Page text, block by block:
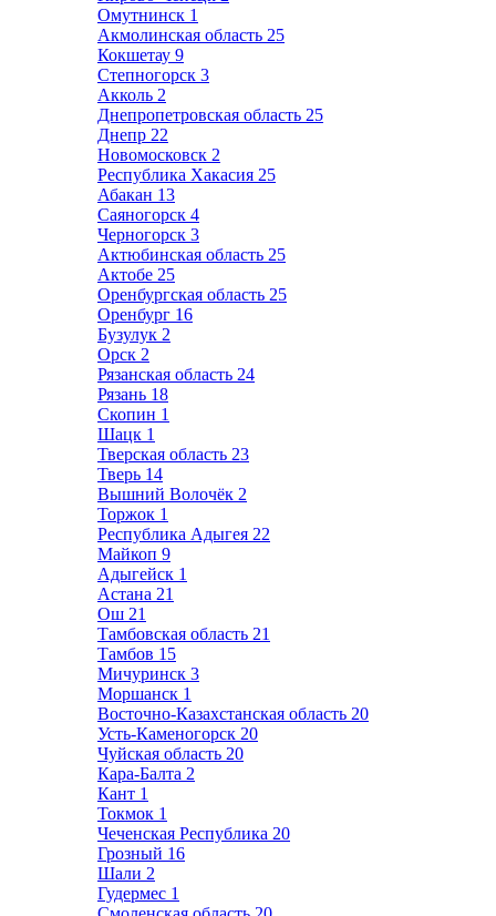
Омутнинск 1
Акмолинская область 25
Кокшетау 9
Степногорск 3
Акколь 2
Днепропетровская область 25
Днепр 22
Новомосковск 2
Республика Хакасия 25
Абакан 13
Саяногорск 4
Черногорск 3
Актюбинская область 25
Актобе 25
Оренбургская область 25
Оренбург 16
Бузулук 2
Орск 2
Рязанская область 24
Рязань 18
Скопин 1
Шацк 1
Тверская область 23
Тверь 14
Вышний Волочёк 2
Торжок 1
Республика Адыгея 22
Майкоп 9
Адыгейск 1
Астана 21
Ош 21
Тамбовская область 21
Тамбов 15
Мичуринск 3
Моршанск 1
Восточно-Казахстанская область 20
Усть-Каменогорск 20
Чуйская область 20
Кара-Балта 2
Кант 1
Токмок 1
Чеченская Республика 20
Грозный 16
Шали 2
Гудермес 1